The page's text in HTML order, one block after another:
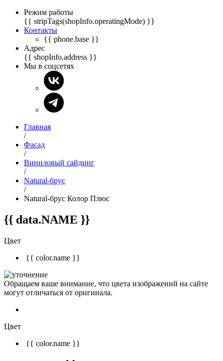
Режим работы
{{ stripTags(shopInfo.operatingMode) }}
Контакты
{{ phone.base }}
Адрес
{{ shopInfo.address }}
Мы в соцсетях
Главная
/
Фасад
/
Виниловый сайдинг
/
Natural-брус
/
Natural-брус Колор Плюс
{{ data.NAME }}
Цвет
{{ color.name }}
Обращаем ваше внимание, что цвета изображений на сайте
могут отличаться от оригинала.
Цвет
{{ color.name }}